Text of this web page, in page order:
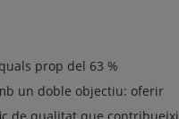
prop del 63 %
un doble objectiu: oferir